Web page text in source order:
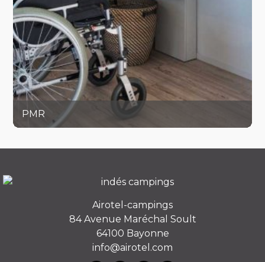
PMR
Airotel-campings
84 Avenue Maréchal Soult
64100 Bayonne
info@airotel.com